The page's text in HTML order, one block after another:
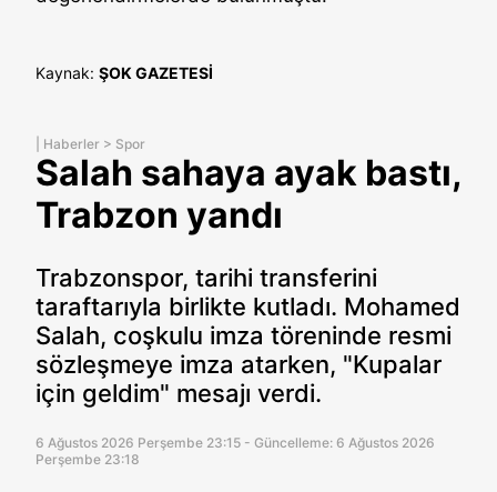
Kaynak: ŞOK GAZETESİ
Haberler > Spor
Salah sahaya ayak bastı,
Trabzon yandı
Trabzonspor, tarihi transferini
taraftarıyla birlikte kutladı. Mohamed
Salah, coşkulu imza töreninde resmi
sözleşmeye imza atarken, "Kupalar
için geldim" mesajı verdi.
6 Ağustos 2026 Perşembe 23:15 - Güncelleme: 6 Ağustos 2026
Perşembe 23:18